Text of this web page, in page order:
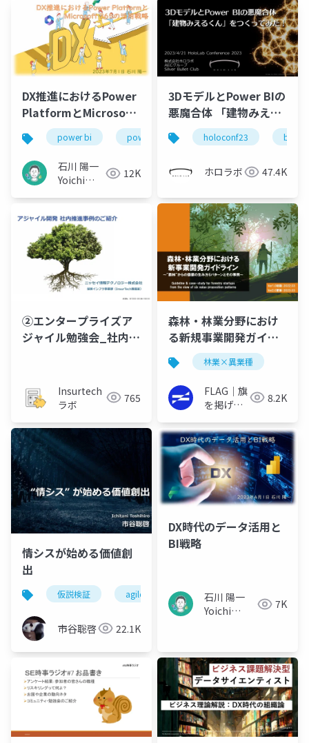
DX推進におけるPower
PlatformとMicrosoft
365の活用戦略
power bi power platform microsoft 365
石川 陽一
Yoichi
12K
3DモデルとPower BIの
悪魔合体 「建物みえる
くん」をつくってみ
た！
holoconf23 bim
ホロラボ 47.4K
②エンタープライズア
ジャイル勉強会_社内推
Insurtech
ラボ
765
森林・林業分野におけ
る新規事業開発ガイド
ライン林業×異業種
FLAG｜旗
を掲げる
ターの実
践書
8.2K
情シスが始める価値創
出
仮説検証 agile
市谷聡啓 22.1K
DX時代のデータ活用と
BI戦略
石川 陽一
Yoichi
7K